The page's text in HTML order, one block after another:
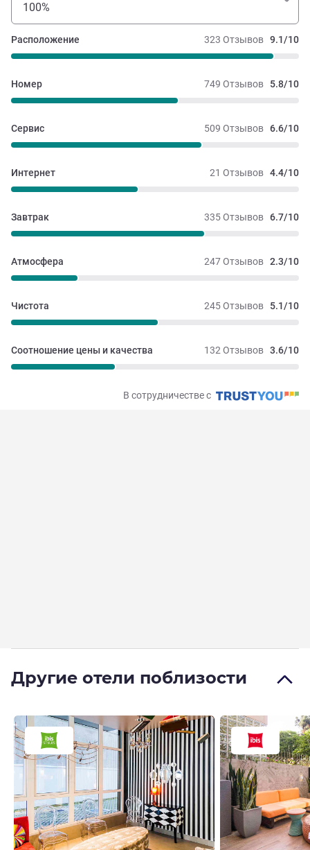
100%
323 Отзывов 9.1/10
Расположение
749 Отзывов 5.8/10
Номер
509 Отзывов 6.6/10
Сервис
21 Отзывов 4.4/10
Интернет
335 Отзывов 6.7/10
Завтрак
247 Отзывов 2.3/10
Атмосфера
245 Отзывов 5.1/10
Чистота
132 Отзывов 3.6/10
Соотношение цены и качества
В сотрудничестве с
Другие отели поблизости